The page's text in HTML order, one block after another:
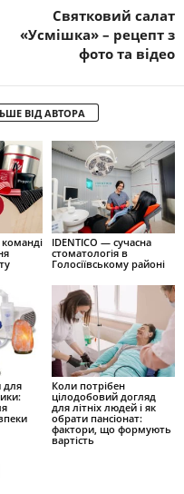
Святковий салат
«Усмішка» – рецепт з
фото та відео
ВІД АВТОРА
IDENTICO — сучасна
стоматологія в
Голосіївському районі
для
Коли потрібен
цілодобовий догляд
для літніх людей і як
обрати пансіонат:
фактори, що формують
вартість